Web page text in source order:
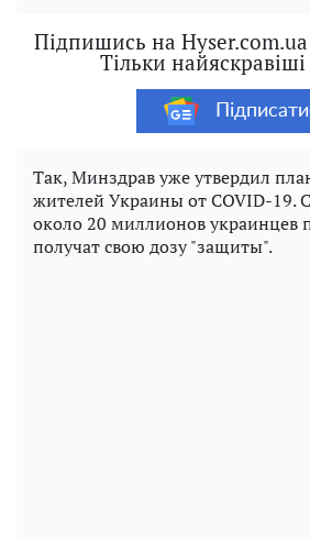
Підпишись на
Тільки
Так, Минздрав уже утвердил
жителей Украины от COVID-19.
около 20 миллионов украинцев
получат свою дозу "защиты".